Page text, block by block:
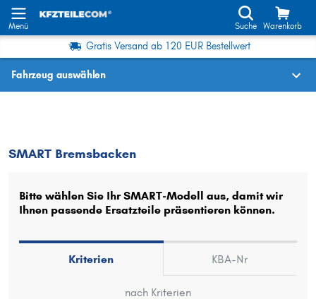
Menü Suche Warenkorb
Gratis Versand ab 120 EUR Bestellwert
Fahrzeug auswählen
Wo finde ich die?
Oder
Hersteller wählen
SMART Bremsbacken
Bitte wählen Sie Ihr SMART-Modell aus, damit wir
Ihnen passende Ersatzteile präsentieren können.
Kriterien KBA-Nr
nach Kriterien